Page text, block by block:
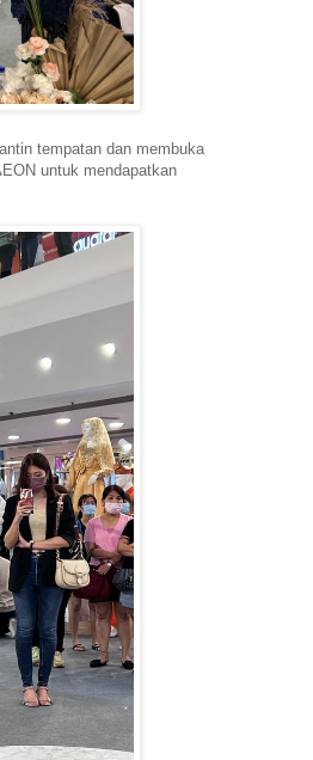
tempatan dan membuka
untuk mendapatkan